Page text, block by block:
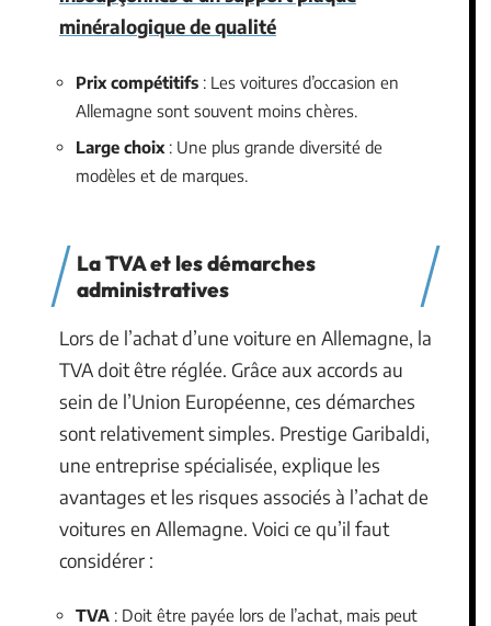
minéralogique de qualité
Prix compétitifs : Les voitures d’occasion en
Allemagne sont souvent moins chères.
Large choix : Une plus grande diversité de
modèles et de marques.
La TVA et les démarches
administratives
Lors de l’achat d’une voiture en Allemagne, la
TVA doit être réglée. Grâce aux accords au
sein de l’Union Européenne, ces démarches
sont relativement simples. Prestige Garibaldi,
une entreprise spécialisée, explique les
avantages et les risques associés à l’achat de
voitures en Allemagne. Voici ce qu’il faut
considérer :
TVA : Doit être payée lors de l’achat, mais peut